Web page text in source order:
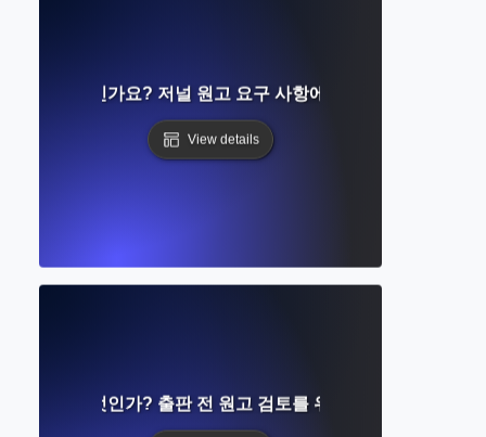
이란 무엇인가요? 저널 원고 요구 사항에 대한 단계별 가이드
View details
로프란 무엇인가? 출판 전 원고 검토를 위한 단계별 가이드